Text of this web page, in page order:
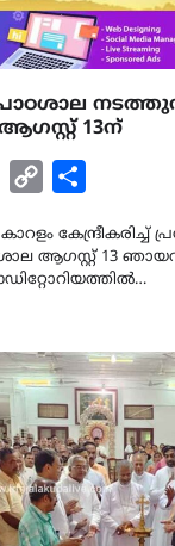
13ന്
TwitterCopy
കേന്ദ്രീകരിച്ച്
ആഗസ്റ്റ് 13